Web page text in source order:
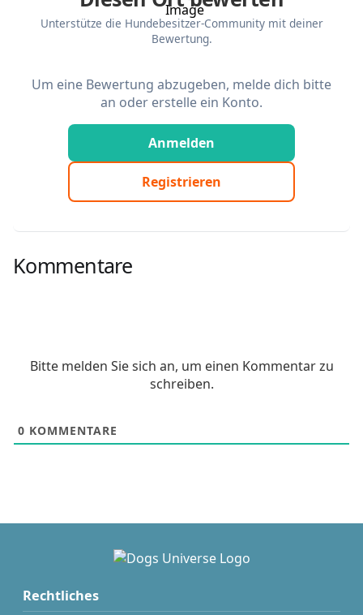
Unterstütze die Hundebesitzer-Community mit deiner
Bewertung.
Um eine Bewertung abzugeben, melde dich bitte
an oder erstelle ein Konto.
Anmelden
Registrieren
Kommentare
Bitte melden Sie sich an, um einen Kommentar zu
schreiben.
0 KOMMENTARE
Rechtliches